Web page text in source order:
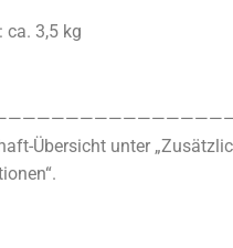
ca. 3,5 kg
Übersicht unter